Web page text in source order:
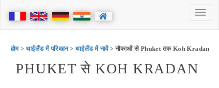
होम>थाईलैंड में परिवहन> थाईलैंड में नावें> नौकाओं से Phuket तक Koh Kradan
PHUKET से KOH KRADAN